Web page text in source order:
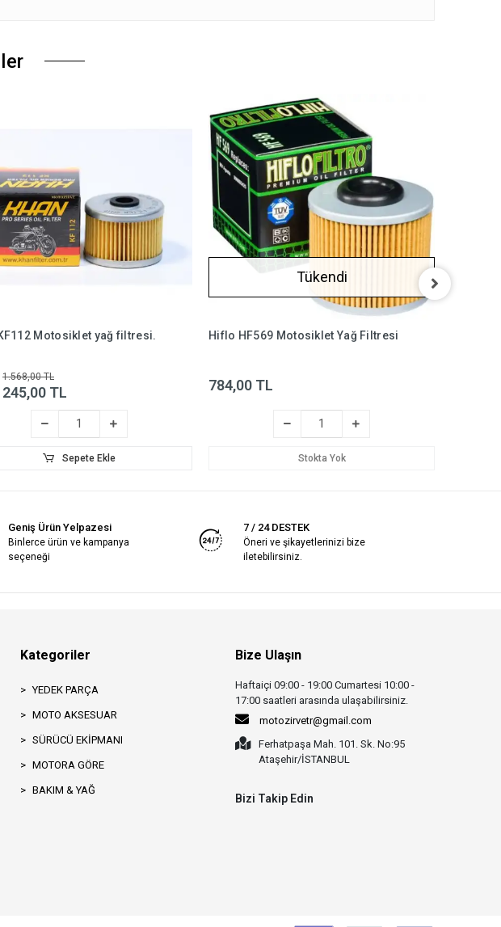
Motosiklet yağ filtresi.
1.568,00 TL
245,00 TL
Sepete Ekle
Tükendi
Hiflo HF569 Motosiklet Yağ Filtresi
784,00 TL
Stokta Yok
Geniş Ürün Yelpazesi
Binlerce ürün ve kampanya
seçeneği
7 / 24 DESTEK
Öneri ve şikayetlerinizi bize
iletebilirsiniz.
Kategoriler
YEDEK PARÇA
MOTO AKSESUAR
SÜRÜCÜ EKİPMANI
MOTORA GÖRE
BAKIM & YAĞ
Bize Ulaşın
Haftaiçi 09:00 - 19:00 Cumartesi 10:00 -
17:00 saatleri arasında ulaşabilirsiniz.
motozirvetr@gmail.com
Ferhatpaşa Mah. 101. Sk. No:95
Ataşehir/İSTANBUL
Bizi Takip Edin